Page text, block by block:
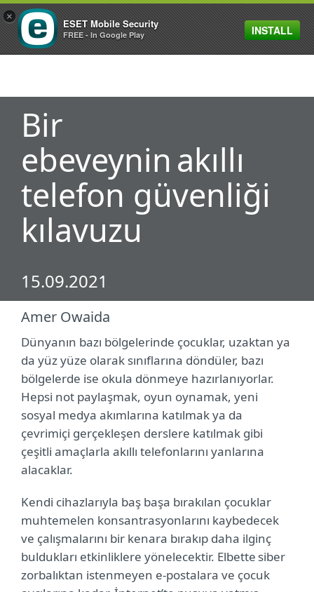
MENU
Bir
ebeveynin akıllı
telefon güvenliği
kılavuzu
15.09.2021
Amer Owaida
Dünyanın bazı bölgelerinde çocuklar, uzaktan ya
da yüz yüze olarak sınıflarına döndüler, bazı
bölgelerde ise okula dönmeye hazırlanıyorlar.
Hepsi not paylaşmak, oyun oynamak, yeni
sosyal medya akımlarına katılmak ya da
çevrimiçi gerçekleşen derslere katılmak gibi
çeşitli amaçlarla akıllı telefonlarını yanlarına
alacaklar.
Kendi cihazlarıyla baş başa bırakılan çocuklar
muhtemelen konsantrasyonlarını kaybedecek
ve çalışmalarını bir kenara bırakıp daha ilginç
buldukları etkinliklere yönelecektir. Elbette siber
zorbalıktan istenmeyen e-postalara ve çocuk
×
ESET Mobile Security
FREE - In Google Play INSTALL